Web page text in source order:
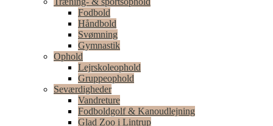
Fodbold
Håndbold
Svømning
Gymnastik
Ophold
Lejrskoleophold
Gruppeophold
Seværdigheder
Vandreture
Fodboldgolf & Kanoudlejning
Glad Zoo i Lintrup